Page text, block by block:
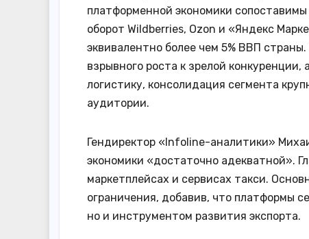
платформенной экономики
оборот Wildberries, Ozon и «Яндекс
эквивалентно более чем 5% ВВП
взрывного роста к зрелой
логистику, консолидация сегмента
аудитории.
Гендиректор «Infoline-аналитики»
экономики «достаточно адекватной».
маркетплейсах и сервисах такси.
ограничения, добавив, что платформы
но и инструментом развития экспорта.